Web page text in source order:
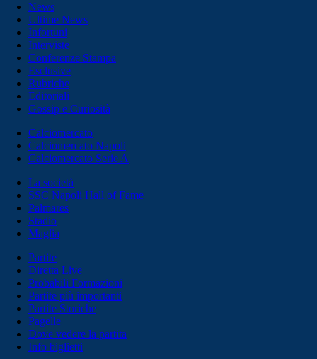
News
Ultime News
Infortuni
Interviste
Conferenze Stampa
Esclusive
Rubriche
Editoriali
Gossip e Curiosità
Calciomercato
Calciomercato Napoli
Calciomercato Serie A
La società
SSC Napoli Hall of Fame
Palmares
Stadio
Maglia
Partite
Diretta Live
Probabili Formazioni
Partite più importanti
Partite Storiche
Pagelle
Dove vedere la partita
Info biglietti